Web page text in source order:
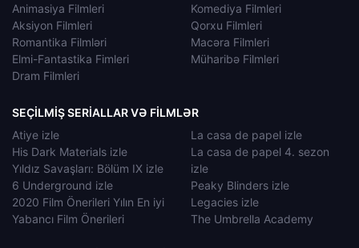
Animasiya Filmleri
Aksiyon Filmleri
Romantika Filmləri
Elmi-Fantastika Fimleri
Dram Filmleri
Komediya Filmleri
Qorxu Filmleri
Macəra Filmleri
Müharibə Filmleri
SEÇILMIŞ SERIALLAR VƏ FILMLƏR
Atiye izle
His Dark Materials izle
Yıldız Savaşları: Bölüm IX izle
6 Underground izle
2020 Film Önerileri Yılın En iyi
Yabancı Film Önerileri
La casa de papel izle
La casa de papel 4. sezon
izle
Peaky Blinders izle
Legacies izle
The Umbrella Academy